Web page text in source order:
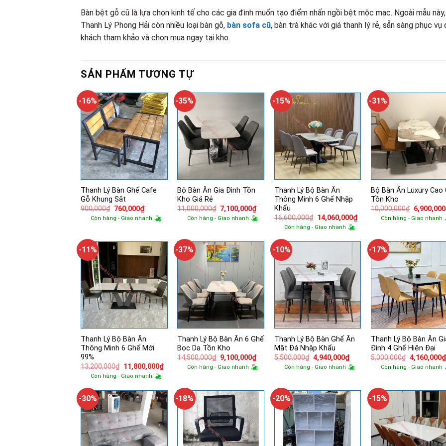
Bàn bệt gỗ cũ là lựa chọn kinh tế cho các gia đình muốn tạo điểm nhấn ngồi bệt mộc mạc. Ngoài mẫu này,
Thanh Lý Phong Hải còn nhiều loại bàn gỗ, bàn sofa cũ, bàn trà khác với giá thanh lý rẻ, sẵn sàng phục vụ
khách tham khảo và chọn mua ngay tại kho.
SẢN PHẨM TƯƠNG TỰ
-16%
Thanh Lý Bàn Ghế Cafe
Gỗ Khung Sắt
900,000₫ Giá
gốc
là:
760,000₫Giá
hiện
tại
Còn hàng - Giao nhanh
-35%
Bộ Bàn Ăn Gia Đình Tồn
Kho Giá Rẻ
11,000,000₫ Giá
gốc
là:
7,100,000₫Giá
hiện
tại
Còn hàng - Giao nhanh
-15%
Thanh Lý Bộ Bàn Ăn
Thông Minh 6 Ghế Nhập
Khẩu
16,600,000₫ Giá
gốc
là:
14,060,000₫Giá
hiện
14,060,000₫.
Còn hàng - Giao nhanh
-31%
Bộ Bàn Ăn Luxury Cao
Tồn Kho
10,000,000₫ Giá
gốc
là:
6,900,000
Còn hàng - Giao nhanh
-11%
Thanh Lý Bộ Bàn Ăn
Thông Minh 6 Ghế Mới
99%
13,200,000₫ Giá
gốc
là:
11,800,000₫Giá
11,800,000₫.
Còn hàng - Giao nhanh
-37%
Thanh Lý Bộ Bàn Ăn 6 Ghế
Bọc Da Tồn Kho
14,500,000₫ Giá
gốc
là:
9,100,000₫Giá
hiện
tại
Còn hàng - Giao nhanh
-10%
Thanh Lý Bộ Bàn Ghế Ăn
Mặt Đá Nhập Khẩu
5,500,000₫ Giá
gốc
là:
4,940,000₫Giá
hiện
tại
Còn hàng - Giao nhanh
-17%
Thanh Lý Bộ Bàn Ăn
Đình 4 Ghế Hiện Đại
5,000,000₫ Giá
gốc
là:
4,160,000₫
Còn hàng - Giao nhanh
-30% -18% -20% -15%